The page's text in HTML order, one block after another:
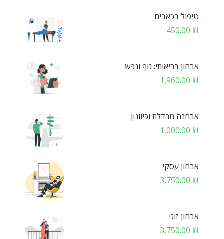
טיפול בכאבים
450.00 ₪
אבחון בריאותי: גוף ונפש
1,960.00 ₪
אבחנה מבדלת וכיוונון
1,000.00 ₪
אבחון עסקי
3,750.00 ₪
אבחון זוגי
3,750.00 ₪